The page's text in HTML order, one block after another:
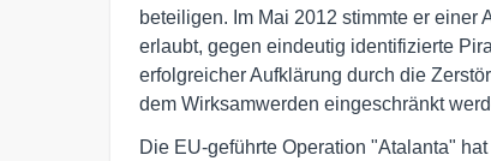
beteiligen. Im Mai 2012 stimmte er einer
erlaubt, gegen eindeutig identifizierte
erfolgreicher Aufklärung durch die
dem Wirksamwerden eingeschränkt
Die EU-geführte Operation "Atalanta"